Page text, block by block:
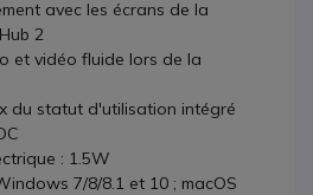
avec les écrans de la
2
et vidéo fluide lors de la
du statut d'utilisation intégré
: 1.5W
7/8/8.1 et 10 ; macOS